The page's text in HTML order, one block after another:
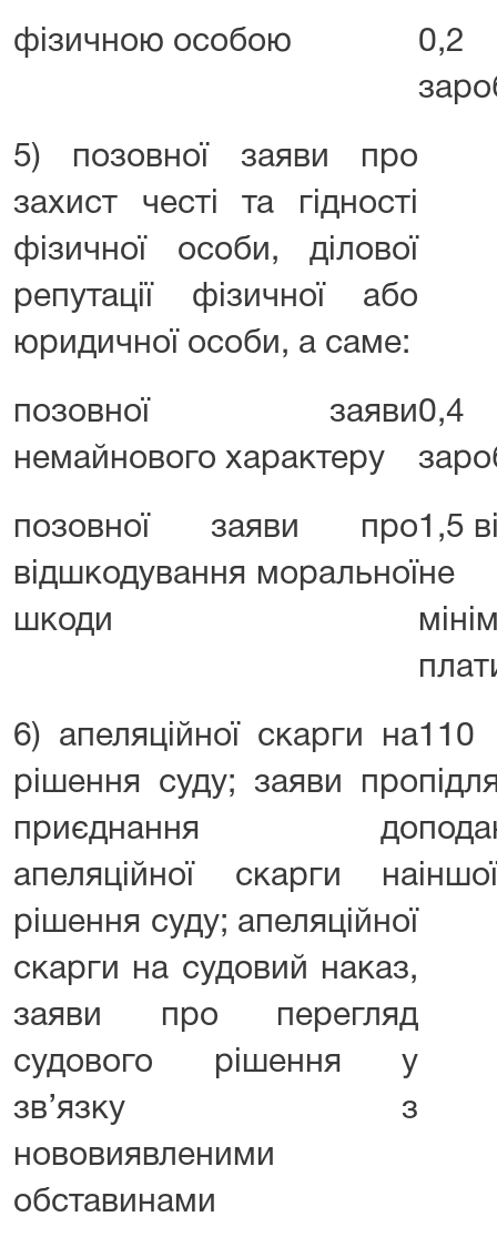
фізичною особою
0,2
5) позовної заяви про
захист честі та гідності
фізичної особи, ділової
репутації фізичної або
юридичної особи, а саме:
позовної заяви
немайнового характеру
0,4
позовної заяви про
відшкодування моральної
шкоди
1,5
не
6) апеляційної скарги на
рішення суду; заяви про
приєднання до
апеляційної скарги на
рішення суду; апеляційної
скарги на судовий наказ,
заяви про перегляд
судового рішення у
зв’язку з
нововиявленими
обставинами
110